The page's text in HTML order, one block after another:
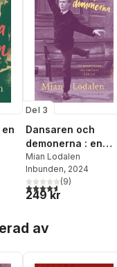
antal röster:
Del 3
Dansaren och
demonerna : en
berättelse om
omöjlig kärlek
Mian Lodalen
Inbunden, 2024
4,6utav 5 stjärnor.
(9)
249 kr
av